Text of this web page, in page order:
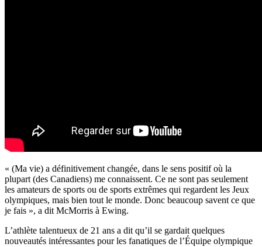
« (Ma vie) a définitivement changée, dans le sens positif où la
plupart (des Canadiens) me connaissent. Ce ne sont pas seulement
les amateurs de sports ou de sports extrêmes qui regardent les Jeux
olympiques, mais bien tout le monde. Donc beaucoup savent ce que
je fais », a dit McMorris à Ewing.
L’athlète talentueux de 21 ans a dit qu’il se gardait quelques
nouveautés intéressantes pour les fanatiques de l’Équipe olympique